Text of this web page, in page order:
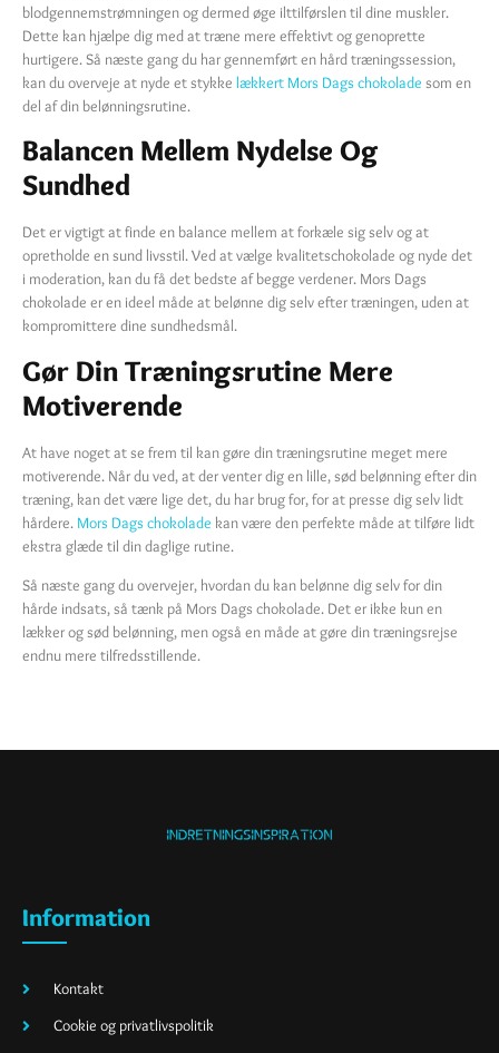
blodgennemstrømningen og dermed øge ilttilførslen til dine muskler.
Dette kan hjælpe dig med at træne mere effektivt og genoprette
hurtigere. Så næste gang du har gennemført en hård træningssession,
kan du overveje at nyde et stykke lækkert Mors Dags chokolade som en
del af din belønningsrutine.
Balancen Mellem Nydelse Og
Sundhed
Det er vigtigt at finde en balance mellem at forkæle sig selv og at
opretholde en sund livsstil. Ved at vælge kvalitetschokolade og nyde det
i moderation, kan du få det bedste af begge verdener. Mors Dags
chokolade er en ideel måde at belønne dig selv efter træningen, uden at
kompromittere dine sundhedsmål.
Gør Din Træningsrutine Mere
Motiverende
At have noget at se frem til kan gøre din træningsrutine meget mere
motiverende. Når du ved, at der venter dig en lille, sød belønning efter din
træning, kan det være lige det, du har brug for, for at presse dig selv lidt
hårdere. Mors Dags chokolade kan være den perfekte måde at tilføre lidt
ekstra glæde til din daglige rutine.
Så næste gang du overvejer, hvordan du kan belønne dig selv for din
hårde indsats, så tænk på Mors Dags chokolade. Det er ikke kun en
lækker og sød belønning, men også en måde at gøre din træningsrejse
endnu mere tilfredsstillende.
Information
Kontakt
Cookie og privatlivspolitik